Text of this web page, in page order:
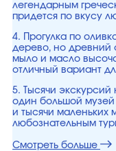
легендарным
придется по вкусу
4. Прогулка по
дерево, но древний
мыло и масло
отличный вариант
5. Тысячи
один большой
и тысячи маленьких
любознательным
Смотреть больше